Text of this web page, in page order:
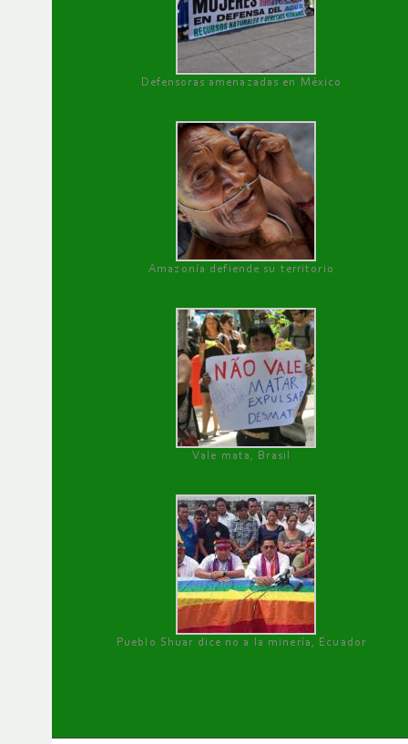
Defensoras amenazadas en México
Amazonía defiende su territorio
Vale mata, Brasil
Pueblo Shuar dice no a la minería, Ecuador